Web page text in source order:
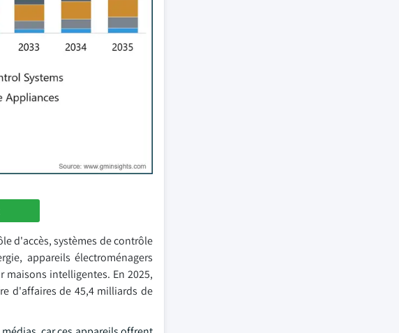
d'accès, systèmes de contrôle
appareils électroménagers
intelligentes. En 2025,
d'affaires de 45,4 milliards de